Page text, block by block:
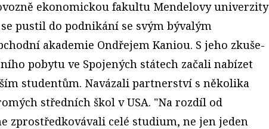
ekonomickou fakultu Mendelovy univerzity
pustil do podnikání se svým bývalým
akademie Ondřejem Kaniou. S jeho zkuše­
pobytu ve Spojených státech začali nabízet
studentům. Navázali partnerství s několika
středních škol v USA. "Na rozdíl od
zprostředkovávali celé studium, ne jen jeden